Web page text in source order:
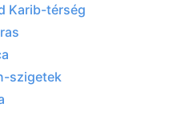
Karib-térség
szigetek